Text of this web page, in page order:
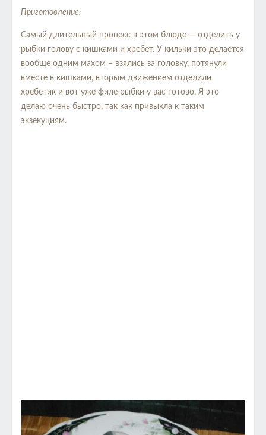
Приготовление:
Самый длительный процесс в этом блюде — отделить у
рыбки голову с кишками и хребет. У кильки это делается
вообще одним махом – взялись за головку, потянули
вместе в кишками, вторым движением отделили
хребетик и вот уже филе рыбки у вас готово. Я это
делаю очень быстро, так как привыкла к таким
экзекуциям.